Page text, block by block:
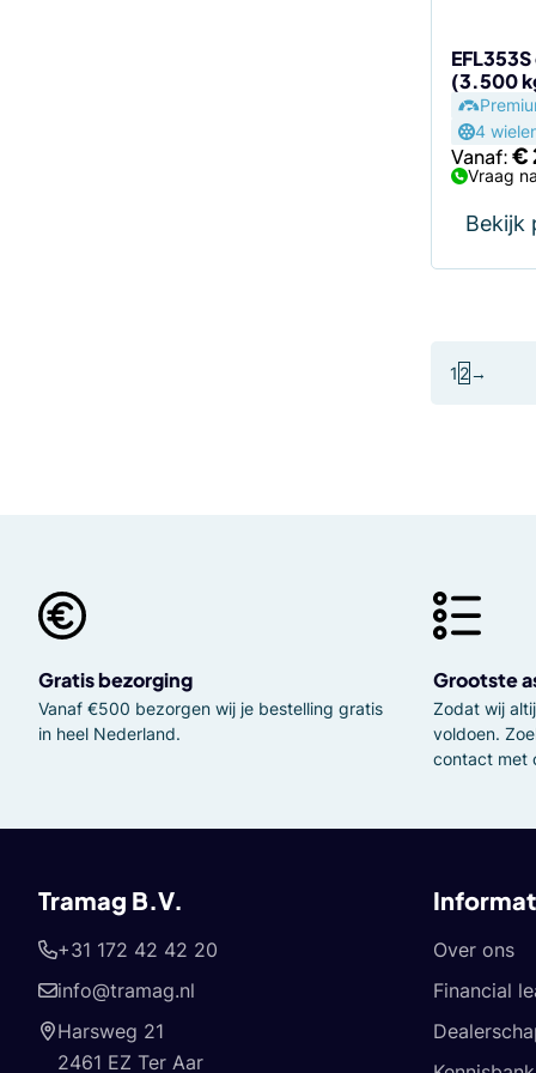
(3.500
4
Vanaf:€
Vraag
Bekijk
de
1 2→
Gratis bezorging
Vanaf €500 bezorgen wij je bestelling gratis
in heel Nederland.
Grootste
Zodat wij
voldoen.
contact met
Tramag B.V.
+31 172 42 42 20
info@tramag.nl
Harsweg 21
2461 EZ Ter Aar
Over ons
Financial